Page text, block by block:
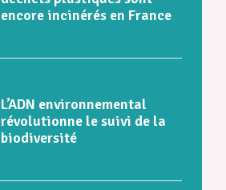
encore incinérés en France
L’ADN environnemental
révolutionne le suivi de la
biodiversité